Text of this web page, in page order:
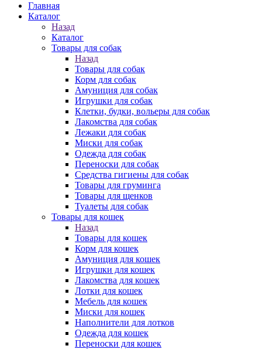
Главная
Каталог
Назад
Каталог
Товары для собак
Назад
Товары для собак
Корм для собак
Амуниция для собак
Игрушки для собак
Клетки, будки, вольеры для собак
Лакомства для собак
Лежаки для собак
Миски для собак
Одежда для собак
Переноски для собак
Средства гигиены для собак
Товары для груминга
Товары для щенков
Туалеты для собак
Товары для кошек
Назад
Товары для кошек
Корм для кошек
Амуниция для кошек
Игрушки для кошек
Лакомства для кошек
Лотки для кошек
Мебель для кошек
Миски для кошек
Наполнители для лотков
Одежда для кошек
Переноски для кошек